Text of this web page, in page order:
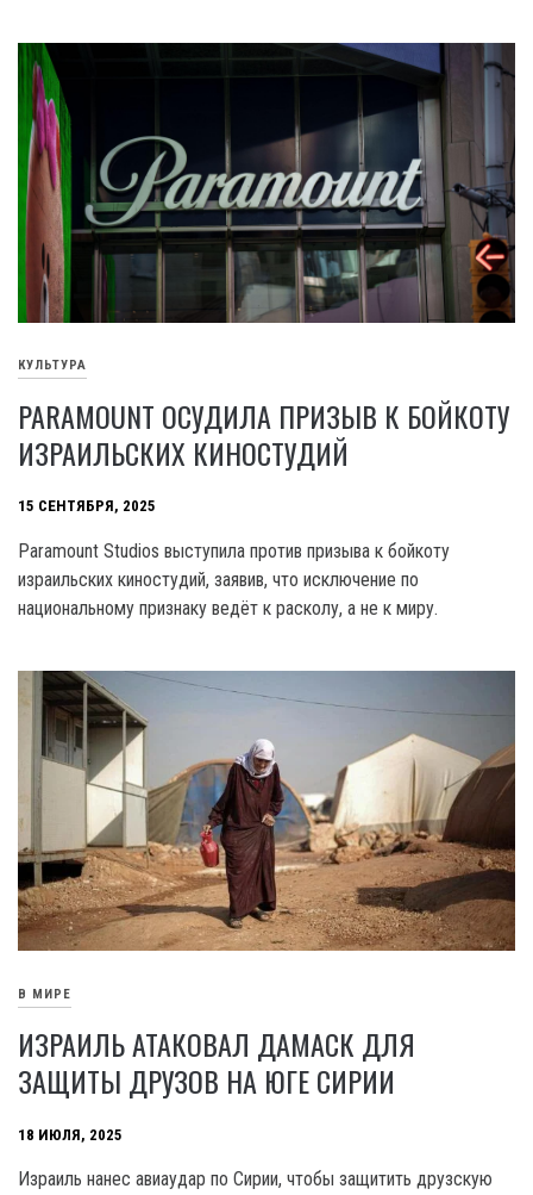
КУЛЬТУРА
PARAMOUNT ОСУДИЛА ПРИЗЫВ К БОЙКОТУ
ИЗРАИЛЬСКИХ КИНОСТУДИЙ
15 СЕНТЯБРЯ, 2025
Paramount Studios выступила против призыва к бойкоту
израильских киностудий, заявив, что исключение по
национальному признаку ведёт к расколу, а не к миру.
В МИРЕ
ИЗРАИЛЬ АТАКОВАЛ ДАМАСК ДЛЯ
ЗАЩИТЫ ДРУЗОВ НА ЮГЕ СИРИИ
18 ИЮЛЯ, 2025
Израиль нанес авиаудар по Сирии, чтобы защитить друзскую